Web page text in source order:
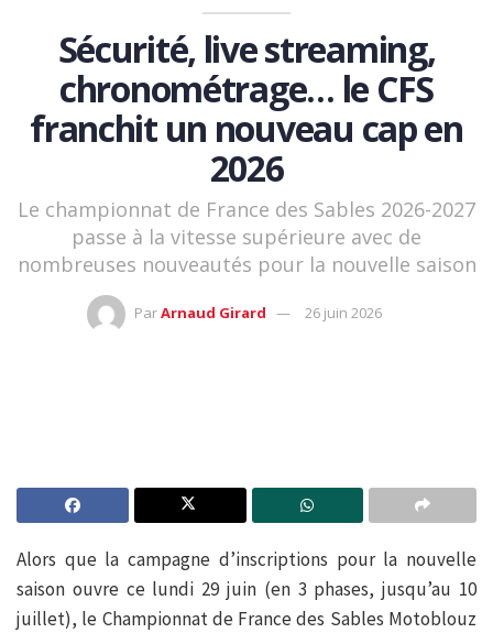
Sécurité, live streaming,
chronométrage… le CFS
franchit un nouveau cap en
2026
Le championnat de France des Sables 2026-2027
passe à la vitesse supérieure avec de
nombreuses nouveautés pour la nouvelle saison
ParArnaud Girard 26 juin 2026
Alors que la campagne d’inscriptions pour la nouvelle
saison ouvre ce lundi 29 juin (en 3 phases, jusqu’au 10
juillet), le Championnat de France des Sables Motoblouz